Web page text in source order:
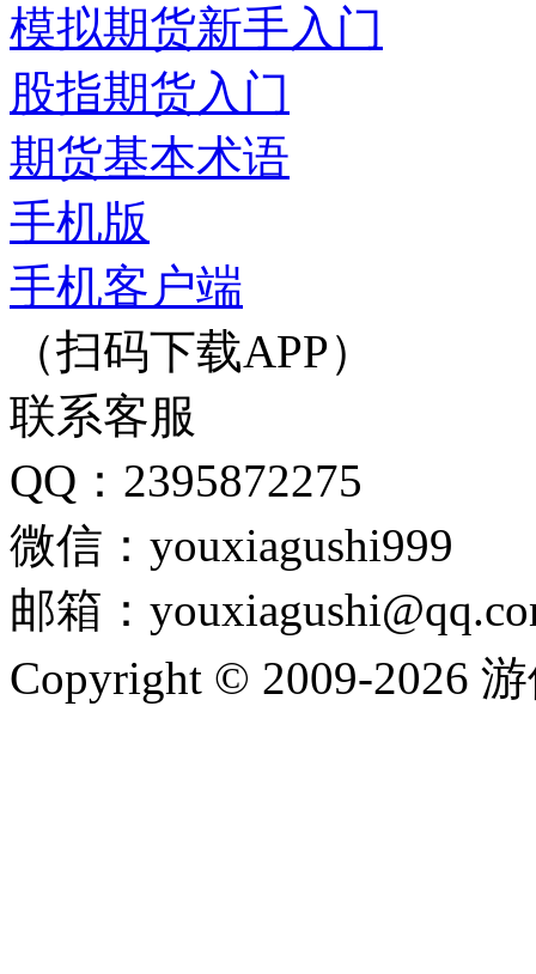
模拟期货新手入门
股指期货入门
期货基本术语
手机版
手机客户端
（扫码下载APP）
联系客服
QQ：2395872275
微信：youxiagushi999
邮箱：
Copyright © 2009-2026